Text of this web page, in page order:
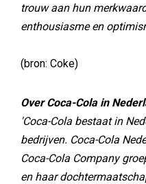
trouw aan hun
enthousiasme en
(bron: Coke)
Over Coca-Cola in
'Coca-Cola bestaat in
bedrijven. Coca-Cola
Coca-Cola Company
en haar